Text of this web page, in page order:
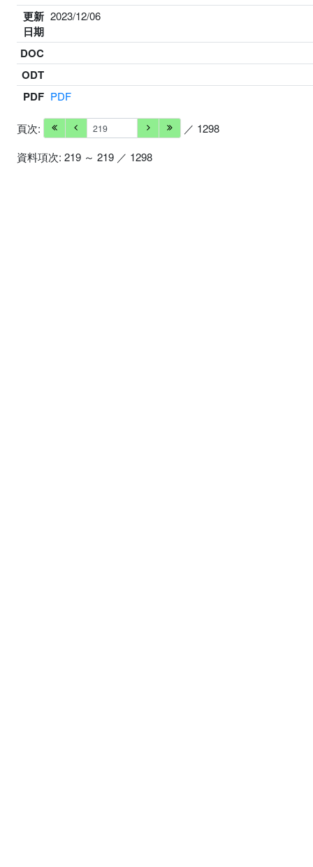
更新
日期
2023/12/06
DOC
ODT
PDF PDF
頁次:
／ 1298
資料項次: 219 ～ 219 ／ 1298